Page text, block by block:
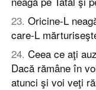
23. Oricine-L
care-L
24. Ceea ce aţi
Dacă rămâne în
atunci şi voi veţi